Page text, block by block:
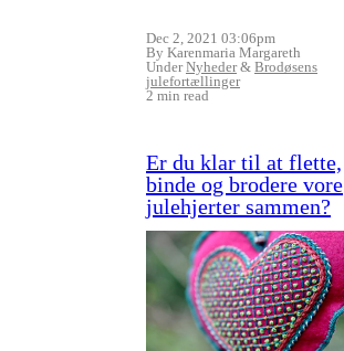
Dec 2, 2021 03:06pm
By Karenmaria Margareth
UnderNyheder& Brodøsens
julefortællinger
2 min read
Er du klar til at flette,
binde og brodere vore
julehjerter sammen?